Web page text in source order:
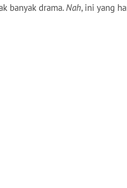
banyak drama.Nah, ini yang